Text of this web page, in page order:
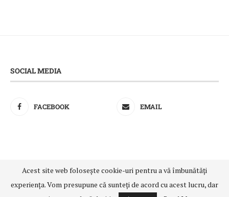
SOCIAL MEDIA
FACEBOOK EMAIL
@2021 - All Right Reserved. Designed and Developed by
Insolventa-Azi
Acest site web folosește cookie-uri pentru a vă îmbunătăți
experiența. Vom presupune că sunteți de acord cu acest lucru, dar